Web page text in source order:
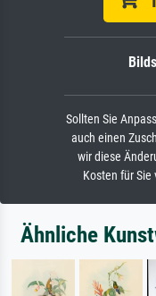
Sollten Sie
auch einen
wir diese
Kosten für Sie
Ähnliche